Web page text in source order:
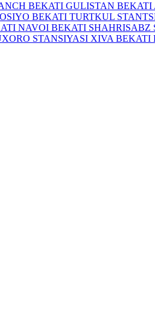
BEKATI GULISTAN BEKATI
BEKATI TURTKUL
NAVOI BEKATI SHAHRISABZ
STANSIYASI XIVA BEKATI